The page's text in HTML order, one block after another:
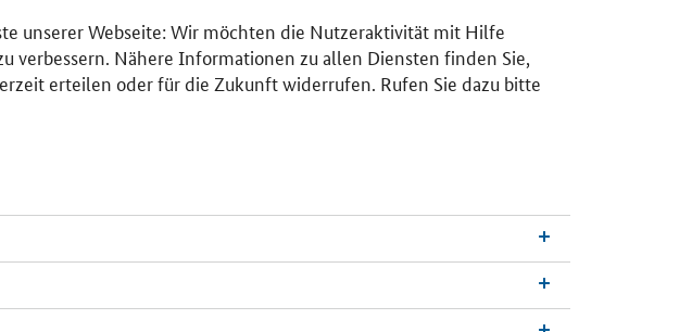
unserer Webseite: Wir möchten die Nutzeraktivität mit Hilfe
Nähere Informationen zu allen Diensten finden Sie,
erteilen oder für die Zukunft widerrufen. Rufen Sie dazu bitte